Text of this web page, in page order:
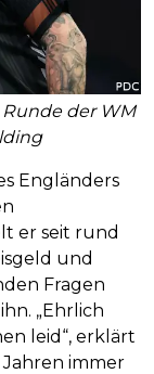
der WM
Engländers
er seit rund
und
Fragen
„Ehrlich
leid“, erklärt
Jahren immer